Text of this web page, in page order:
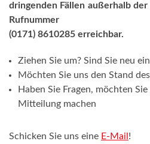
dringenden Fällen außerhalb
Rufnummer
(0171) 8610285 erreichbar.
Ziehen Sie um? Sind Sie neu
Möchten Sie uns den Stand
Haben Sie Fragen, möchten
Mitteilung machen
Schicken Sie uns eine E-Mail !